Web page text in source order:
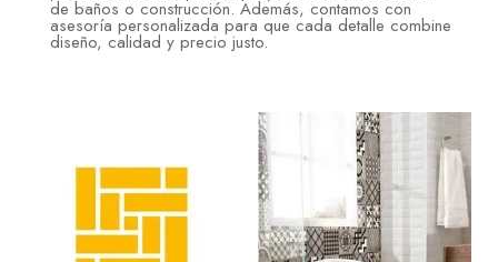
de baños o construcción. Además, contamos con
asesoría personalizada para que cada detalle combine
diseño, calidad y precio justo.